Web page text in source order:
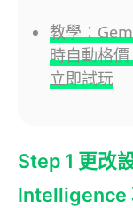
教學：
時自動格
立即試玩
Step 1 更改
Intelligence